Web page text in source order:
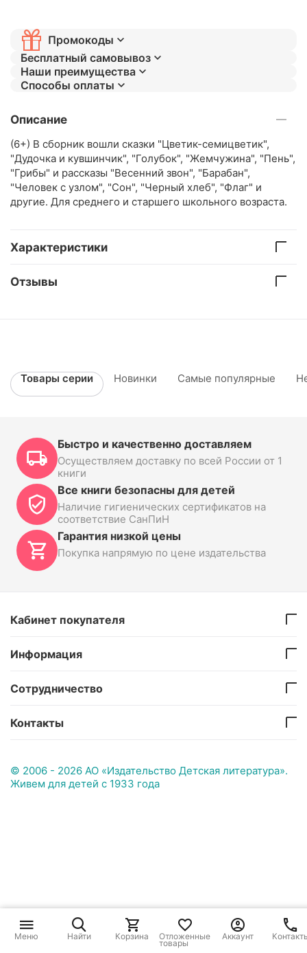
Промокоды
Бесплатный самовывоз
Наши преимущества
Способы оплаты
Описание
(6+) В сборник вошли сказки "Цветик-семицветик",
"Дудочка и кувшинчик", "Голубок", "Жемчужина", "Пень",
"Грибы" и рассказы "Весенний звон", "Барабан",
"Человек с узлом", "Сон", "Черный хлеб", "Флаг" и
другие. Для среднего и старшего школьного возраста.
Характеристики
Отзывы
Товары серии Новинки Самые популярные
Быстро и качественно доставляем
Осуществляем доставку по всей России от 1
книги
Все книги безопасны для детей
Наличие гигиенических сертификатов на
соответствие СанПиН
Гарантия низкой цены
Покупка напрямую по цене издательства
Кабинет покупателя
Информация
Сотрудничество
Контакты
© 2006 - 2026 АО «Издательство Детская литература».
Живем для детей с 1933 года
Меню Найти Корзина Отложенные
товары
Аккаунт